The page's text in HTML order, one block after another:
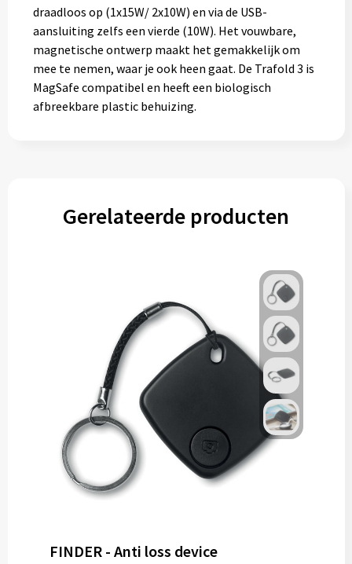
draadloos op (1x15W/ 2x10W) en via de USB-
aansluiting zelfs een vierde (10W). Het vouwbare,
magnetische ontwerp maakt het gemakkelijk om
mee te nemen, waar je ook heen gaat. De Trafold 3 is
MagSafe compatibel en heeft een biologisch
afbreekbare plastic behuizing.
Gerelateerde producten
FINDER - Anti loss device